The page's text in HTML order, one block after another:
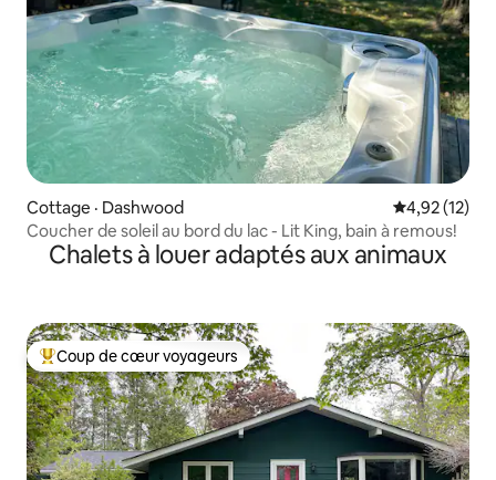
Cottage · Dashwood Note
4,92 (12)
Coucher de soleil au bord du lac - Lit King, bain à remous!
Chalets à louer adaptés aux animaux
Coup de cœur voyageurs parmi les plus aimés
Coup de cœur voyageurs